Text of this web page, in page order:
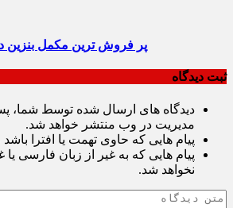
پر فروش ترین مکمل بنزین
ثبت دیدگاه
دیدگاه های ارسال شده توسط شما،
مدیریت در وب منتشر خواهد شد.
پیام هایی که حاوی تهمت یا افترا
پیام هایی که به غیر از زبان فارسی
نخواهد شد.